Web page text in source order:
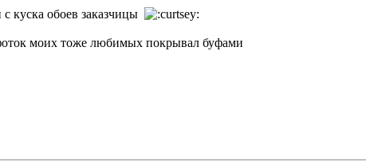
куска обоев заказчицы
моих тоже любимых покрывал буфами